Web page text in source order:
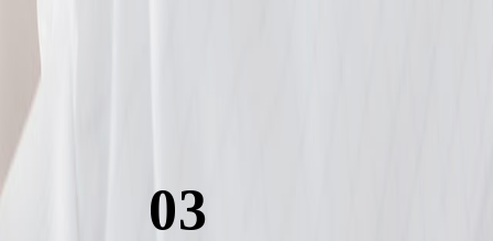
03